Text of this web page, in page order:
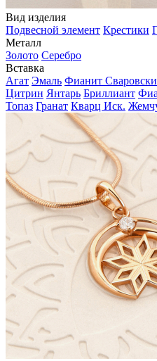
Вид изделия
Подвесной элемент Крестики
Металл
Золото Серебро
Вставка
Агат Эмаль Фианит Сваровски
Цитрин Янтарь Бриллиант
Топаз Гранат Кварц Иск.